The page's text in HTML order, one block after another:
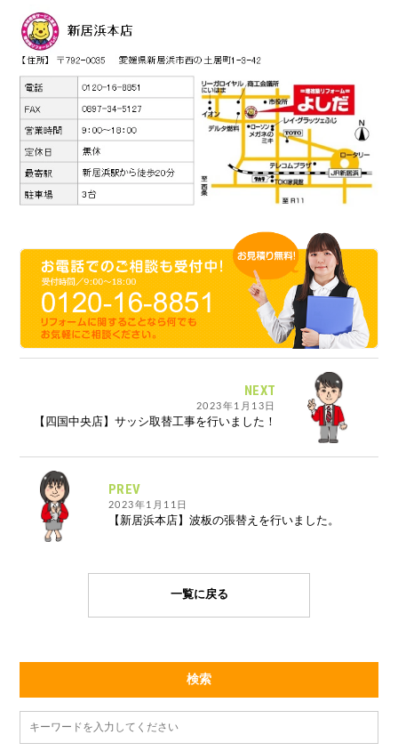
PREV
2023年1月11日
【新居浜本店】波板の張替えを行いました。
NEXT
2023年1月13日
【四国中央店】サッシ取替工事を行いました！
一覧に戻る
検索